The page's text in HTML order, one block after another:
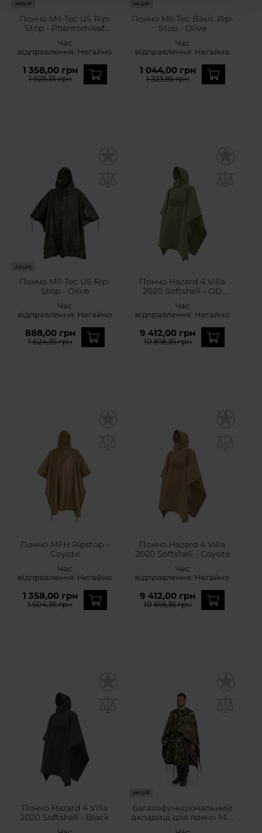
АКЦІЯ
Пончо Mil-Tec US Rip-
Stop - Phantomleaf
Час
відправлення: Негайно
1 358,00 грн
1 925,35 грн
АКЦІЯ
Пончо Mil-Tec Basic Rip-
Stop - Olive
Час
відправлення: Негайно
1 044,00 грн
1 323,85 грн
АКЦІЯ
Пончо Mil-Tec US Rip-
Stop - Olive
Час
відправлення: Негайно
888,00 грн
1 624,35 грн
Пончо Hazard 4 Villa
2020 Softshell - OD
Час
відправлення: Негайно
9 412,00 грн
10 818,35 грн
Пончо MFH Ripstop -
Coyote
Час
відправлення: Негайно
1 358,00 грн
1 504,35 грн
Пончо Hazard 4 Villa
2020 Softshell - Coyote
Час
відправлення: Негайно
9 412,00 грн
10 818,35 грн
Пончо Hazard 4 Villa
2020 Softshell - Black
АКЦІЯ
Багатофункціональний
вкладиш для пончо Mil-